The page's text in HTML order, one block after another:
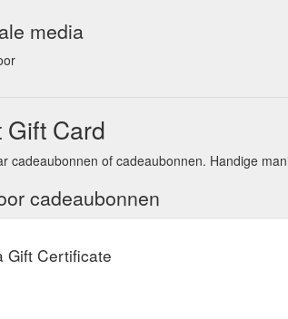
media
Gift Card
cadeaubonnen of cadeaubonnen. Handige
cadeaubonnen
Gift Certificate